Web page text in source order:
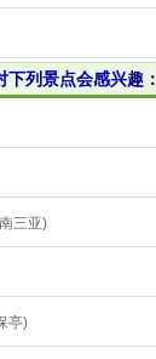
下列景点会感兴趣：
三亚)
亭)